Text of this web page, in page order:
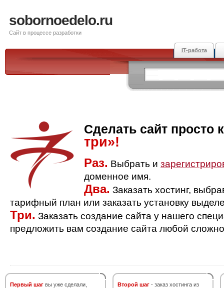
sobornoedelo.ru
Сайт в процессе разработки
IT-работа
Сделать сайт просто
три»!
Раз. Выбрать и
доменное имя.
Два. Заказать хостинг,
тарифный план или заказать установку
Три. Заказать создание сайта у нашего
предложить вам создание сайта любой
Первый шаг вы уже сделали,
Второй шаг - заказ хостинга из